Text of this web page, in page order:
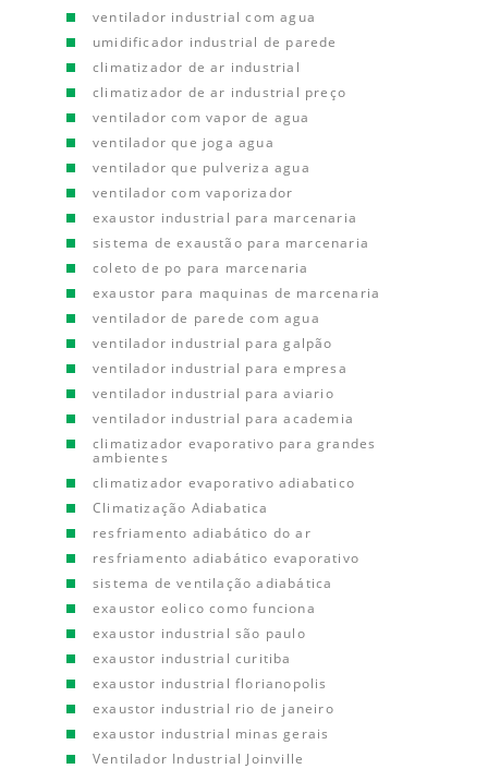
ventilador industrial com agua
umidificador industrial de parede
climatizador de ar industrial
climatizador de ar industrial preço
ventilador com vapor de agua
ventilador que joga agua
ventilador que pulveriza agua
ventilador com vaporizador
exaustor industrial para marcenaria
sistema de exaustão para marcenaria
coleto de po para marcenaria
exaustor para maquinas de marcenaria
ventilador de parede com agua
ventilador industrial para galpão
ventilador industrial para empresa
ventilador industrial para aviario
ventilador industrial para academia
climatizador evaporativo para grandes
ambientes
climatizador evaporativo adiabatico
Climatização Adiabatica
resfriamento adiabático do ar
resfriamento adiabático evaporativo
sistema de ventilação adiabática
exaustor eolico como funciona
exaustor industrial são paulo
exaustor industrial curitiba
exaustor industrial florianopolis
exaustor industrial rio de janeiro
exaustor industrial minas gerais
Ventilador Industrial Joinville